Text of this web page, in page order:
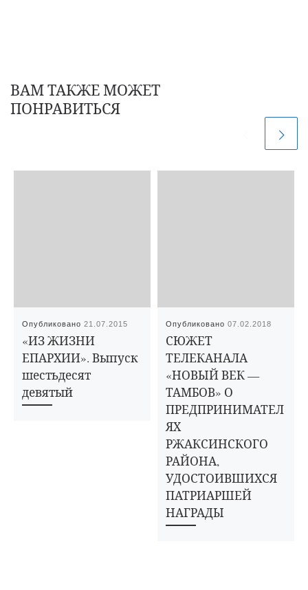
ВАМ ТАКЖЕ МОЖЕТ
ПОНРАВИТЬСЯ
Опубликовано21.07.2015
«ИЗ ЖИЗНИ
ЕПАРХИИ». Выпуск
шестьдесят
девятый
Опубликовано07.02.2018
СЮЖЕТ
ТЕЛЕКАНАЛА
«НОВЫЙ ВЕК —
ТАМБОВ» О
ПРЕДПРИНИМАТЕЛ
ЯХ
РЖАКСИНСКОГО
РАЙОНА,
УДОСТОИВШИХСЯ
ПАТРИАРШЕЙ
НАГРАДЫ